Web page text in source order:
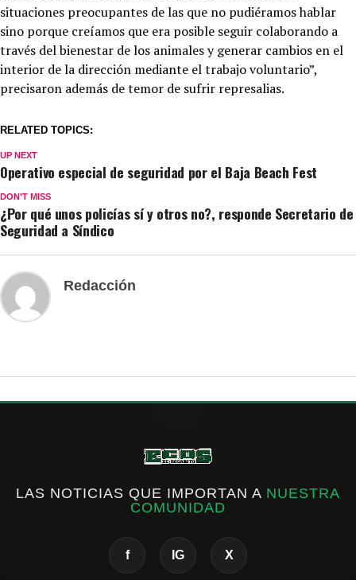
situaciones preocupantes de las que no pudiéramos hablar
sino porque creíamos que era posible seguir colaborando a
través del bienestar de los animales y generar cambios en el
interior de la dirección mediante el trabajo voluntario”,
precisaron además de temor de sufrir represalias.
RELATED TOPICS:
UP NEXT
Operativo especial de seguridad por el Baja Beach Fest
DON'T MISS
¿Por qué unos policías sí y otros no?, responde Secretario de
Seguridad a Síndico
Redacción
LAS NOTICIAS QUE IMPORTAN A NUESTRA
COMUNIDAD
f IG X